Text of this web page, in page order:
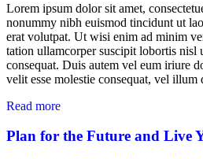
Lorem ipsum dolor sit amet,
nonummy nibh euismod tincidunt ut
erat volutpat. Ut wisi enim ad minim
tation ullamcorper suscipit lobortis nisl
consequat. Duis autem vel eum iriure
velit esse molestie consequat, vel
Read more
Plan for the Future and Live